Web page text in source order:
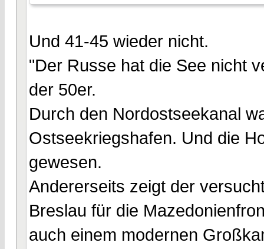
Und 41-45 wieder nicht.
"Der Russe hat die See nicht
der 50er.
Durch den Nordostseekanal
Ostseekriegshafen. Und die
gewesen.
Andererseits zeigt der
Breslau für die
auch einem modernen